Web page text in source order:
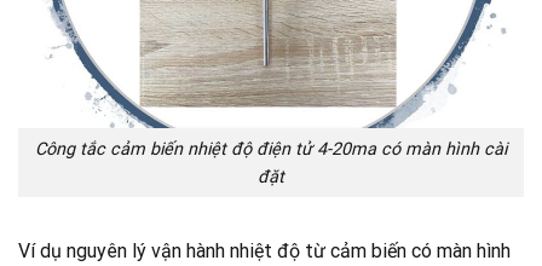
Công tắc cảm biến nhiệt độ điện tử 4-20ma có màn hình cài
đặt
Ví dụ nguyên lý vận hành nhiệt độ từ cảm biến có màn hình